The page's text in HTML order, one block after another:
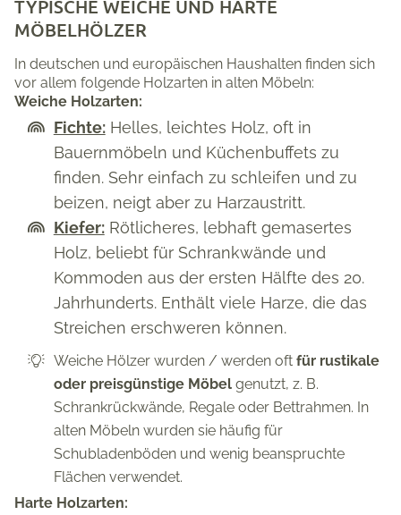
TYPISCHE WEICHE UND HARTE
MÖBELHÖLZER
In deutschen und europäischen Haushalten finden sich
vor allem folgende Holzarten in alten Möbeln:
Weiche Holzarten:
Fichte:Helles, leichtes Holz, oft in
Bauernmöbeln und Küchenbuffets zu
finden. Sehr einfach zu schleifen und zu
beizen, neigt aber zu Harzaustritt.
Kiefer:Rötlicheres, lebhaft gemasertes
Holz, beliebt für Schrankwände und
Kommoden aus der ersten Hälfte des 20.
Jahrhunderts. Enthält viele Harze, die das
Streichen erschweren können.
Weiche Hölzer wurden / werden oft für rustikale
oder preisgünstige Möbelgenutzt, z. B.
Schrankrückwände, Regale oder Bettrahmen. In
alten Möbeln wurden sie häufig für
Schubladenböden und wenig beanspruchte
Flächen verwendet.
Harte Holzarten: